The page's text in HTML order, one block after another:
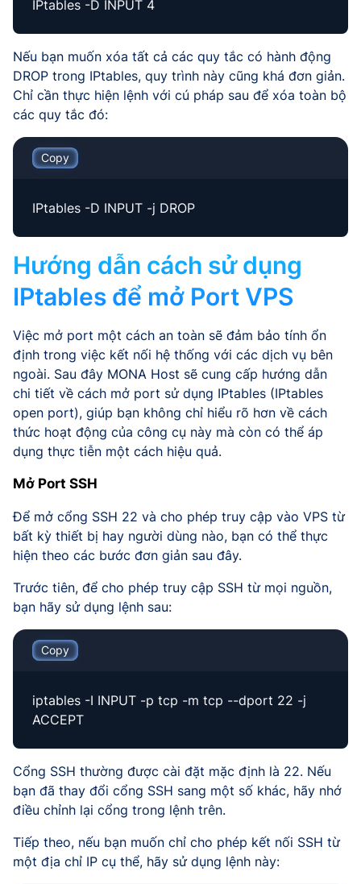
IPtables -D INPUT 4
Nếu bạn muốn xóa tất cả các quy tắc có hành động
DROP trong IPtables, quy trình này cũng khá đơn giản.
Chỉ cần thực hiện lệnh với cú pháp sau để xóa toàn bộ
các quy tắc đó:
Copy
IPtables -D INPUT -j DROP
Hướng dẫn cách sử dụng
IPtables để mở Port VPS
Việc mở port một cách an toàn sẽ đảm bảo tính ổn
định trong việc kết nối hệ thống với các dịch vụ bên
ngoài. Sau đây MONA Host sẽ cung cấp hướng dẫn
chi tiết về cách mở port sử dụng IPtables (IPtables
open port), giúp bạn không chỉ hiểu rõ hơn về cách
thức hoạt động của công cụ này mà còn có thể áp
dụng thực tiễn một cách hiệu quả.
Mở Port SSH
Để mở cổng SSH 22 và cho phép truy cập vào VPS từ
bất kỳ thiết bị hay người dùng nào, bạn có thể thực
hiện theo các bước đơn giản sau đây.
Trước tiên, để cho phép truy cập SSH từ mọi nguồn,
bạn hãy sử dụng lệnh sau:
Copy
iptables -I INPUT -p tcp -m tcp --dport 22 -j
ACCEPT
Cổng SSH thường được cài đặt mặc định là 22. Nếu
bạn đã thay đổi cổng SSH sang một số khác, hãy nhớ
điều chỉnh lại cổng trong lệnh trên.
Tiếp theo, nếu bạn muốn chỉ cho phép kết nối SSH từ
một địa chỉ IP cụ thể, hãy sử dụng lệnh này: